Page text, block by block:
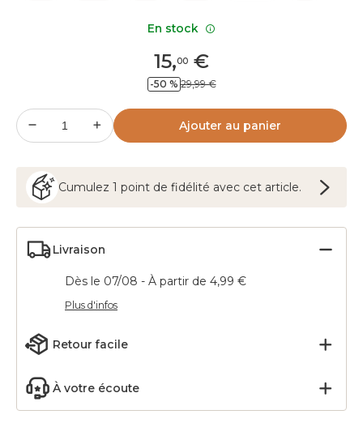
15,00 €
-50 % 29,99 €
Ajouter au panier
Cumulez 1 point de fidélité avec cet article.
Livraison
Dès le 07/08 - À partir de 4,99 €
Plus d'infos
Retour facile
À votre écoute